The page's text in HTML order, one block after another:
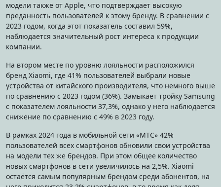
модели также от Apple, что подтверждает высокую
преданность пользователей к этому бренду. В сравнении с
2023 годом, когда этот показатель составил 59%,
наблюдается значительный рост интереса к продукции
компании.
На втором месте по уровню лояльности расположился
бренд Xiaomi, где 41% пользователей выбрали новые
устройства от китайского производителя, что немного выше
по сравнению с 2023 годом (36%). Замыкает тройку Samsung
с показателем лояльности 37,3%, однако у него наблюдается
снижение по сравнению с 49% в 2023 году.
В рамках 2024 года в мобильной сети «МТС» 42%
пользователей всех смартфонов обновили свои устройства
на модели тех же брендов. При этом общее количество
новых смартфонов в сети увеличилось на 2,5%. Xiaomi
остаётся самым популярным брендом среди абонентов, на